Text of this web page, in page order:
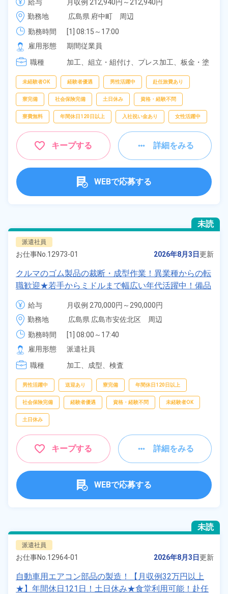
手当3万円《広島県安芸群・府中町》
給与
月収例 212,940円～212,940円
日給 10,140円～10,140円
勤務地
広島県 府中町　周辺
勤務時間
[1] 08:15～17:00
[2] 20:15～05:39
雇用形態
期間従業員
職種
加工、 組立・組付け、 プレス加工、 板金・塗
査、フォークリフト、 物流・配送、在庫・商
品管理
未経験者OK 経験者優遇 男性活躍中 赴任旅費あり
寮完備 社会保険完備 土日休み 資格・経験不問
寮費無料 年間休日120日以上 入社祝い金あり 女性活躍中
キープする 詳細をみる
WEBで応募する
未読
派遣社員
お仕事No. 12973-01 2026年8月3日更新
クルマのゴム製品の裁断・成型作業！異業種からの転
職歓迎★若手からミドルまで幅広い年代活躍中！備品
付きワンルーム寮完備＆赴任旅費会社負担！寮から無
料送迎あり！食堂利用OK！正社員登用のチャンスあ
り！《広島県広島市安佐北区》
給与
月収例 270,000円～290,000円
時給 1,200円～1,200円
勤務地
広島県 広島市安佐北区　周辺
勤務時間
[1] 08:00～17:40
[2] 20:00～05:40
雇用形態
派遣社員
職種
加工、 成型、 検査
男性活躍中 送迎あり 寮完備 年間休日120日以上
社会保険完備 経験者優遇 資格・経験不問 未経験者OK
土日休み
キープする 詳細をみる
WEBで応募する
未読
派遣社員
お仕事No. 12964-01 2026年8月3日更新
自動車用エアコン部品の製造！【月収例32万円以上
★】年間休日121日！土日休み★食堂利用可能！赴任